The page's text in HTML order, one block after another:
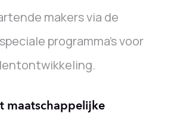
makers via de
programma’s voor
maatschappelijke